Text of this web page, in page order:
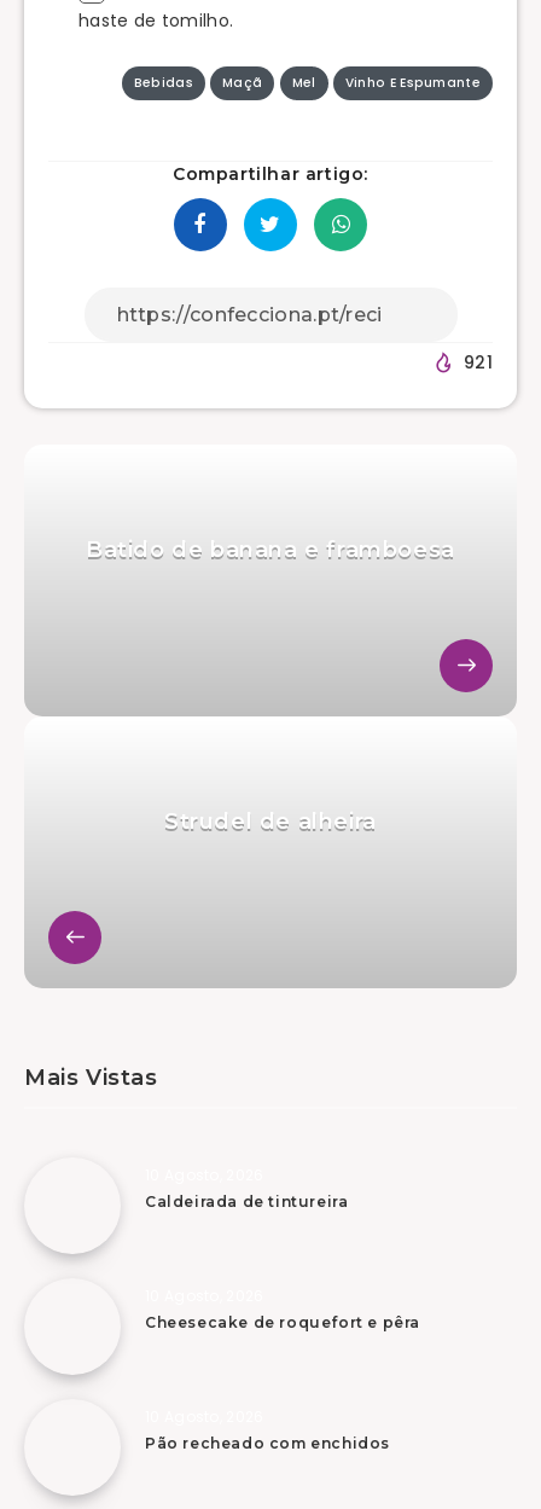
haste de tomilho.
Bebidas Maçã Mel Vinho E Espumante
Compartilhar artigo:
921
Batido de banana e framboesa
Strudel de alheira
Mais Vistas
Caldeirada de tintureira
Cheesecake de roquefort e pêra
Pão recheado com enchidos